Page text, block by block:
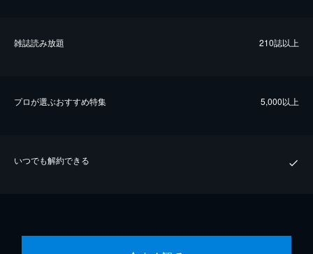
雑誌読み放題 210誌以上
プロが選ぶおすすめ特集 5,000以上
いつでも解約できる